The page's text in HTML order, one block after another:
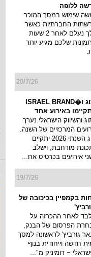
ללופה
שימוש במסך המוכר
החברתיות כאשר
הסטורי שלך נעלם לאחר 2 שעות
שלכם מגיע יותר
20/7/26
כנס המיתוג ו�ISRAEL BRAND
והשיווק הישראלי נערך
המרכזיים של השנה.
כנס המיתוג השנתי 2026 יתקיים
מורחבת, וישלב
אירועים בכרטיס אח...
19/7/26
בקמפיין בכיכובה של
לאחר ההכרזה על
הפרסום של הבנק,
גורביץ' לראשונה למסך
חדשה וייחודית בנוף
− דומיניק מ"...